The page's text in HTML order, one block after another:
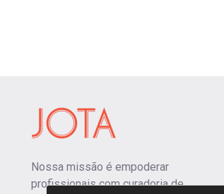
Nossa missão é empoderar
profissionais com curadoria de